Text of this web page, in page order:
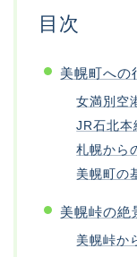
目次
美幌町への
女満別空
JR石北本
札幌から
美幌町の
美幌峠の絶
美幌峠か